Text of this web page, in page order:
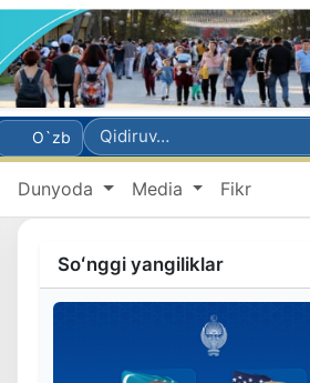
O`zb
Dunyoda Media Fikr
Soʻnggi yangiliklar